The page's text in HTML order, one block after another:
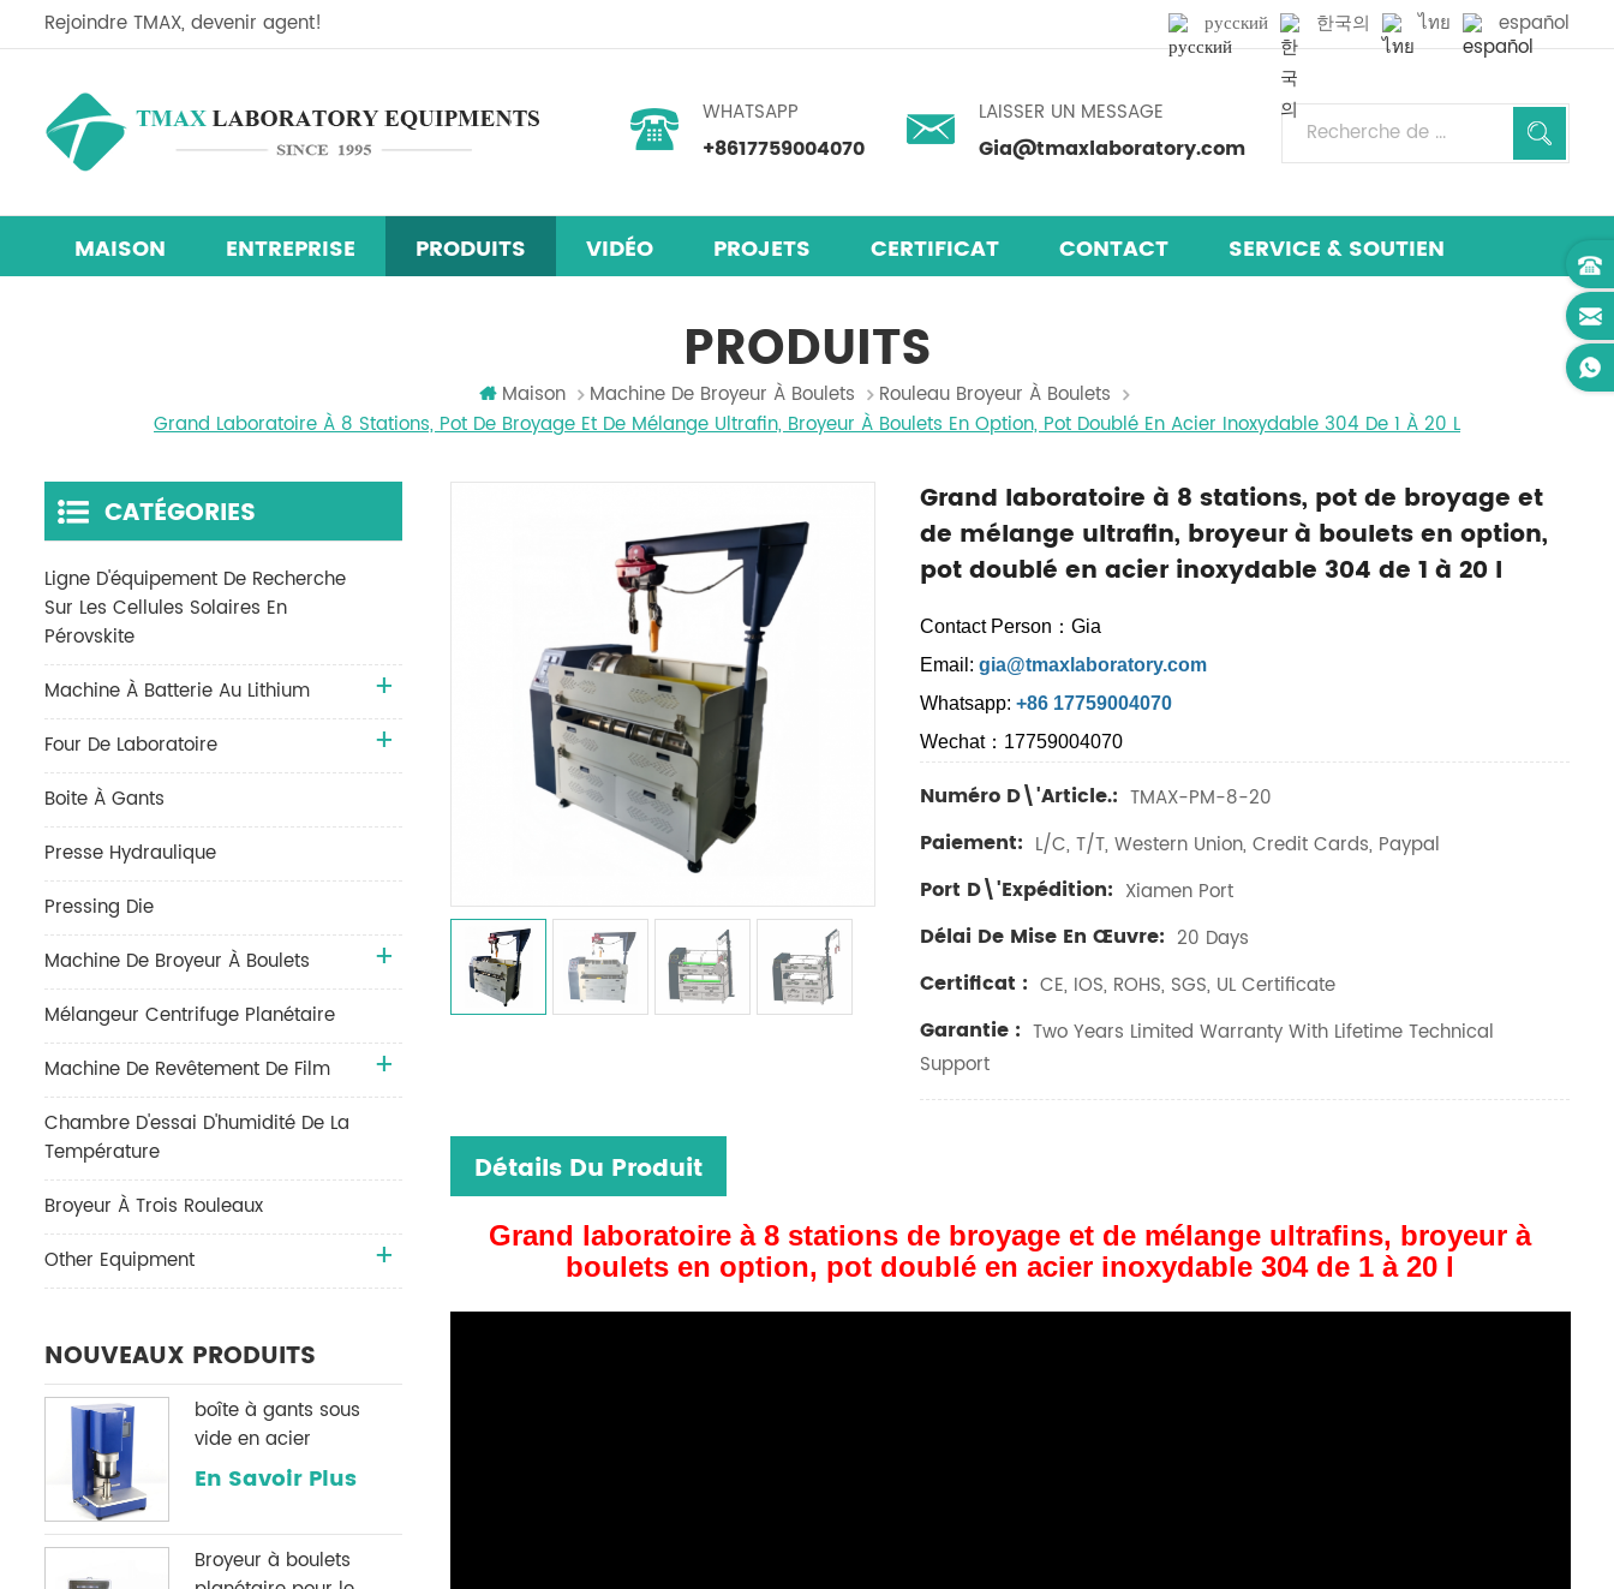
Rejoindre TMAX, devenir agent! русский 한국의 ไทย español
WHATSAPP
+8617759004070
LAISSER UN MESSAGE
Gia@tmaxlaboratory.com
MAISON ENTREPRISE PRODUITS VIDÉO PROJETS CERTIFICAT CONTACT SERVICE & SOUTIEN
PRODUITS
Maison Machine De Broyeur À Boulets
Rouleau Broyeur À Boulets
Grand Laboratoire À 8 Stations, Pot De Broyage Et De Mélange Ultrafin, Broyeur À Boulets En Option, Pot Doublé En Acier Inoxydable 304 De 1 À 20 L
Grand laboratoire à 8 stations, pot de broyage et
de mélange ultrafin, broyeur à boulets en option,
pot doublé en acier inoxydable 304 de 1 à 20 l
Contact Person：Gia
Email: gia@tmaxlaboratory.com
Whatsapp:+86 17759004070
Wechat：17759004070
Numéro D\'article.: TMAX-PM-8-20
Paiement: L/C, T/T, Western Union, Credit Cards, Paypal
Port D\'expédition: Xiamen Port
Délai De Mise En Œuvre: 20 Days
Certificat : CE, IOS, ROHS, SGS, UL Certificate
Garantie : Two Years Limited Warranty With Lifetime Technical
Support
Détails Du Produit
Grand laboratoire à 8 stations de broyage et de mélange ultrafins, broyeur à
boulets en option, pot doublé en acier inoxydable 304 de 1 à 20 l
CATÉGORIES
Ligne D'équipement De Recherche
Sur Les Cellules Solaires En
Pérovskite
Machine À Batterie Au Lithium
Four De Laboratoire
Boite À Gants
Presse Hydraulique
Pressing Die
Machine De Broyeur À Boulets
Mélangeur Centrifuge Planétaire
Machine De Revêtement De Film
Chambre D'essai D'humidité De La
Température
Broyeur À Trois Rouleaux
Other Equipment
NOUVEAUX PRODUITS
boîte à gants sous
vide en acier
inoxydable h2o & O2
purification
En Savoir Plus
Broyeur à boulets